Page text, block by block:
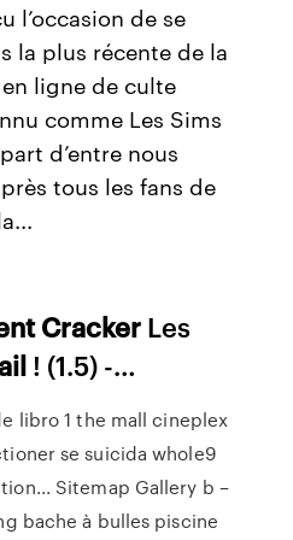
l’occasion de se
la plus récente de la
ligne de culte
comme Les Sims
d’entre nous
tous les fans de
Cracker Les
! (1.5) -…
libro 1 the mall cineplex
se suicida whole9
Sitemap Gallery b –
bache à bulles piscine